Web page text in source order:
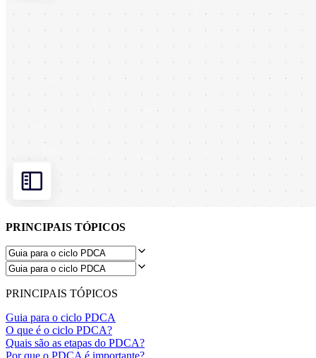
Workshops de design
Planejamento e entrega
Soluções
Por segmento de negócios
Enterprise
Por setor
Digital
Serviços profissionais
Serviços financeiros
Ciência da vida e farmacêutica
Por time
Gestão de produto
Design e UX
Engenharia
Liderança de produto e operações
Marketing
Por iniciativa estratégica
Sistema operacional de produto
Transformação com IA
PRINCIPAIS TÓPICOS
PRINCIPAIS TÓPICOS
Guia para o ciclo PDCA
O que é o ciclo PDCA?
Quais são as etapas do PDCA?
Por que o PDCA é importante?